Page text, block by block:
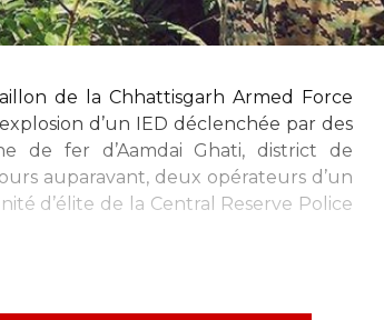
de la Chhattisgarh Armed Force
d’un IED déclenchée par des
de fer d’Aamdai Ghati, district de
auparavant, deux opérateurs d’un
d’élite de la Central Reserve Police